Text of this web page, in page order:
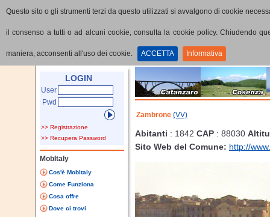
Questo sito o gli strumenti terzi da questo utilizzati si avvalgono di cookie
il consenso a tutti o ad alcuni cookie, consulta la cookie policy. Chiudendo
maniera, acconsenti all'uso dei cookie. ACCETTA Informativa
LOGIN
User
Pwd
>> Registrazione
>> Recupera Password
MobItaly
Cos'è MobItaly
Come Funziona
Cosa offre
Dove ci trovi
Zambrone (VV)
Abitanti : 1842 CAP : 88030
Sito Web del Comune: http://